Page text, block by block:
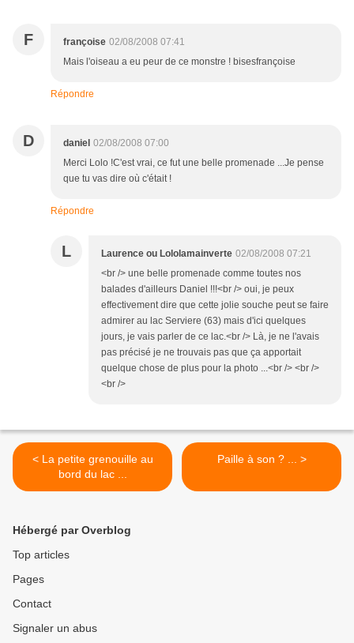
F françoise 02/08/2008 07:41
Mais l'oiseau a eu peur de ce monstre ! bisesfrançoise
Répondre
D daniel 02/08/2008 07:00
Merci Lolo !C'est vrai, ce fut une belle promenade ...Je pense
que tu vas dire où c'était !
Répondre
L Laurence ou Lololamainverte 02/08/2008 07:21
<br /> une belle promenade comme toutes nos
balades d'ailleurs Daniel !!!<br /> oui, je peux
effectivement dire que cette jolie souche peut se faire
admirer au lac Serviere (63) mais d'ici quelques
jours, je vais parler de ce lac.<br /> Là, je ne l'avais
pas précisé je ne trouvais pas que ça apportait
quelque chose de plus pour la photo ...<br /> <br />
<br />
< La petite grenouille au
bord du lac ...
Paille à son ? ... >
Hébergé par Overblog
Top articles
Pages
Contact
Signaler un abus